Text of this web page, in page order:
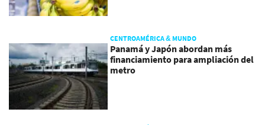
CENTROAMÉRICA & MUNDO
Panamá y Japón abordan más
financiamiento para ampliación del
metro